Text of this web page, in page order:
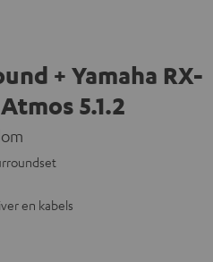
+ Yamaha RX-
5.1.2
en kabels